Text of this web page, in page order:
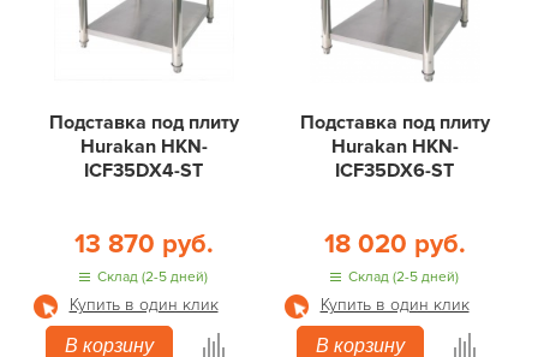
Подставка под плиту
Hurakan HKN-
ICF35DX4-ST
13 870 руб.
Склад (2-5 дней)
Купить в один клик
В корзину
Подставка под плиту
Hurakan HKN-
ICF35DX6-ST
18 020 руб.
Склад (2-5 дней)
Купить в один клик
В корзину